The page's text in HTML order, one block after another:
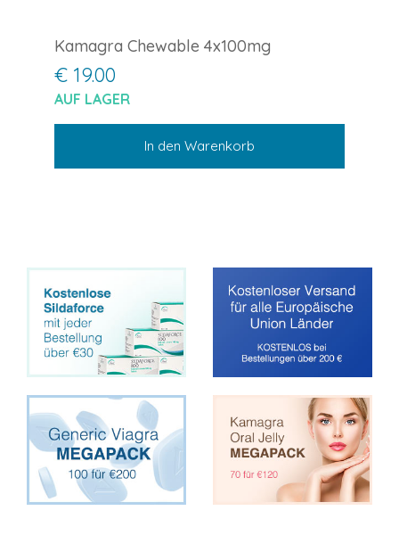
Kamagra Chewable 4x100mg
€ 19.00
AUF LAGER
In den Warenkorb